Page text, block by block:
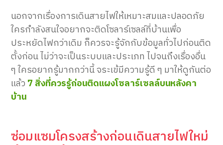
นอกจากเรื่องการเดินสายไฟให้เหมาะสมและปลอดภัย
ใครกำลังสนใจอยากจะติดโซลาร์เซลล์ที่บ้านเพื่อ
ประหยัดไฟกว่าเดิม ก็ควรจะรู้จักกับข้อมูลทั่วไปก่อนติด
ตั้งก่อน ไม่ว่าจะเป็นระบบและประเภท ไปจนถึงเรื่องอื่น
ๆ ใครอยากรู้มากกว่านี้ จระเข้มีความรู้ดี ๆ มาให้ดูกันต่อ
แล้ว 7 สิ่งที่ควรรู้ก่อนติดแผงโซลาร์เซลล์บนหลังคา
บ้าน
ซ่อมแซมโครงสร้างก่อนเดินสายไฟใหม่